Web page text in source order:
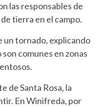
las responsables de
tierra en el campo.
un tornado, explicando
comunes en zonas
de Santa Rosa, la
En Winifreda, por